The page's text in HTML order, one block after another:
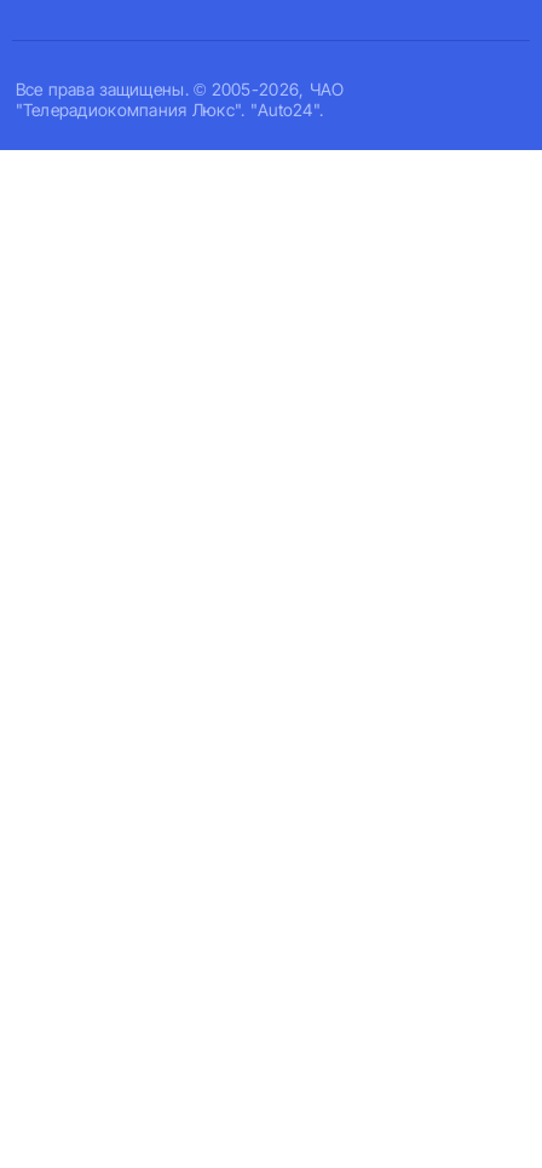
Все права защищены. © 2005-2026, ЧАО
"Телерадиокомпания Люкс". "Auto24".